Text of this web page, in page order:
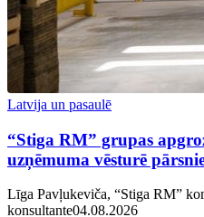
Latvija un pasaulē
“Stiga RM” grupas
uzņēmuma vēsturē
Līga Pavļukeviča, “Stiga RM”
konsultante04.08.2026